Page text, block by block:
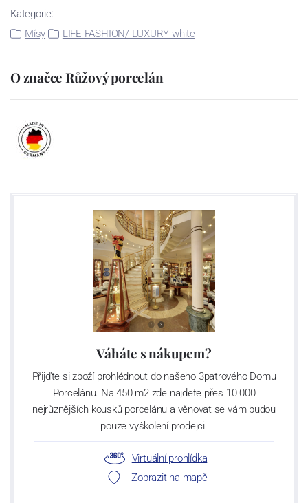
Kategorie:
Mísy
LIFE FASHION/ LUXURY white
O značce Růžový porcelán
Váháte s nákupem?
Přijďte si zboží prohlédnout do našeho 3patrového Domu
Porcelánu. Na 450 m2 zde najdete přes 10 000
nejrůznějších kousků porcelánu a věnovat se vám budou
pouze vyškolení prodejci.
Virtuální prohlídka
Zobrazit na mapě